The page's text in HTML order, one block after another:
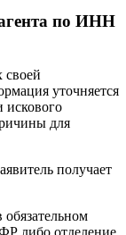
интернет. У
Вместо ресурса
по ИНН
своей
уточняется
для